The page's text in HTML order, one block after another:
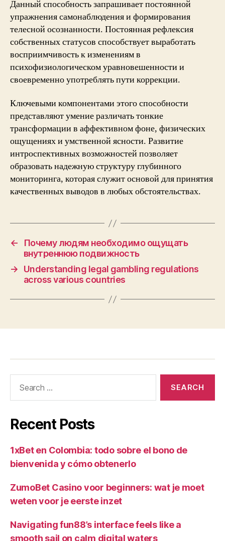
Данный способность запрашивает постоянной
упражнения самонаблюдения и формирования
телесной осознанности. Постоянная рефлексия
собственных статусов способствует выработать
восприимчивость к изменениям в
психофизиологическом уравновешенности и
своевременно употреблять пути коррекции.
Ключевыми компонентами этого способности
представляют умение различать тонкие
трансформации в аффективном фоне, физических
ощущениях и умственной ясности. Развитие
интроспективных возможностей позволяет
образовать надежную структуру глубинного
мониторинга, которая служит основой для принятия
качественных выводов в любых обстоятельствах.
←
Почему людям необходимо ощущать
внутреннюю подвижность
→
Understanding legal gambling regulations
across various countries
Recent Posts
1xBet en Colombia: todo sobre el bono de
bienvenida y cómo obtenerlo
ZumoBet Casino voor beginners: wat je moet
weten voor je eerste inzet
Navigating fun88’s interface feels like a
smooth sail on calm digital waters